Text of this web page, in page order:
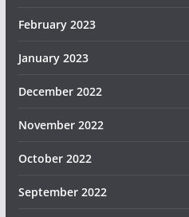
February 2023
January 2023
December 2022
November 2022
October 2022
September 2022